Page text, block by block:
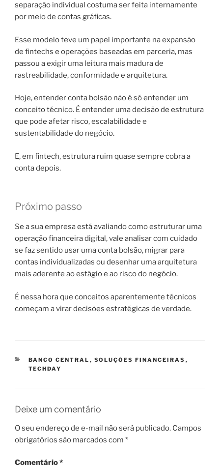
separação individual costuma ser feita internamente
por meio de contas gráficas.
Esse modelo teve um papel importante na expansão
de fintechs e operações baseadas em parceria, mas
passou a exigir uma leitura mais madura de
rastreabilidade, conformidade e arquitetura.
Hoje, entender conta bolsão não é só entender um
conceito técnico. É entender uma decisão de estrutura
que pode afetar risco, escalabilidade e
sustentabilidade do negócio.
E, em fintech, estrutura ruim quase sempre cobra a
conta depois.
Próximo passo
Se a sua empresa está avaliando como estruturar uma
operação financeira digital, vale analisar com cuidado
se faz sentido usar uma conta bolsão, migrar para
contas individualizadas ou desenhar uma arquitetura
mais aderente ao estágio e ao risco do negócio.
É nessa hora que conceitos aparentemente técnicos
começam a virar decisões estratégicas de verdade.
CATEGORIAS
BANCO CENTRAL , SOLUÇÕES FINANCEIRAS ,
TECHDAY
Deixe um comentário
O seu endereço de e-mail não será publicado. Campos
obrigatórios são marcados com *
Comentário*